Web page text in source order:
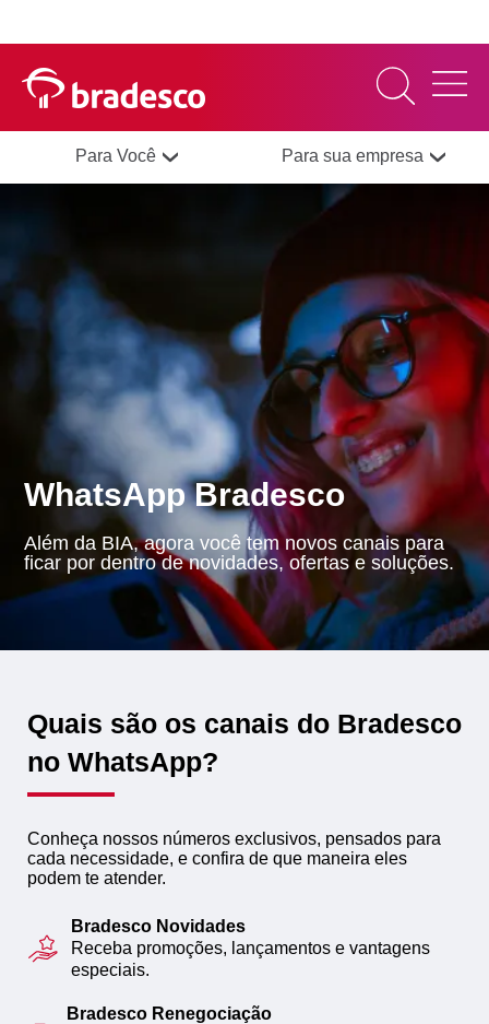
Para Você Para sua empresa
SEPARAMOS PARA VOCÊ
Antecipação
Imposto de
Bradesco
Explica
de
Dívidas
WhatsApp Bradesco
Além da BIA, agora você tem novos canais para
ficar por dentro de novidades, ofertas e soluções.
Quais são os canais do Bradesco
no WhatsApp?
Conheça nossos números exclusivos, pensados para
cada necessidade, e confira de que maneira eles
podem te atender.
Bradesco Novidades
Receba promoções, lançamentos e vantagens
especiais.
Bradesco Renegociação